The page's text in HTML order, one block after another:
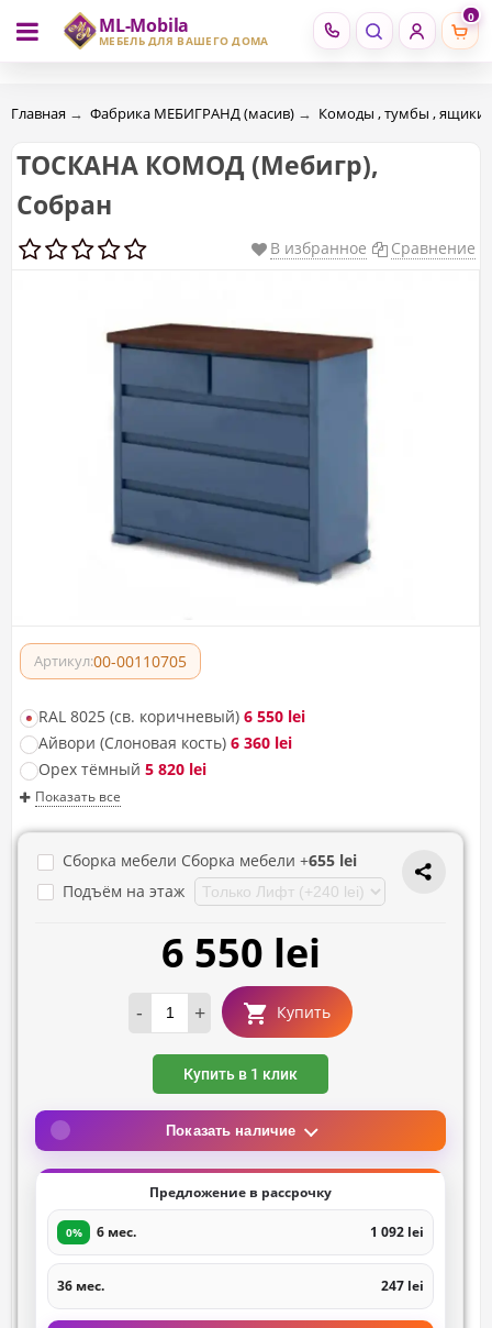
ML-Mobila
МЕБЕЛЬ ДЛЯ ВАШЕГО ДОМА
0
RU RO
Главная → Фабрика МЕБИГРАНД (масив) → Комоды , тумбы ,
ТОСКАНА КОМОД (Mебигр),
Собран
В избранное Сравнение
Артикул:00-00110705
RAL 8025 (св. коричневый) 6 550 lei
Айвори (Слоновая кость) 6 360 lei
Орех тёмный 5 820 lei
Показать все
Сборка мебели Сборка мебели +655 lei
Подъём на этаж
6 550 lei
- + Купить
Купить в 1 клик
Показать наличие
Предложение в рассрочку
0% 6 мес. 1 092 lei
36 мес. 247 lei